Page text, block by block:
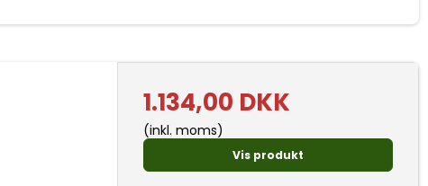
1.134,00 DKK
(inkl. moms)
Vis produkt